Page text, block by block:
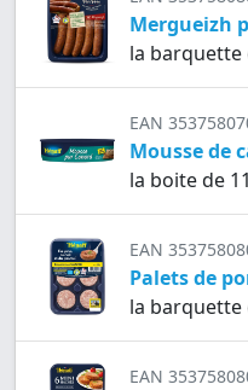
Mergueizh
la barquette
EAN
Mousse de
la boite de
EAN
Palets de
la barquette
EAN